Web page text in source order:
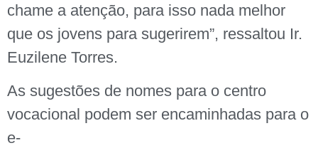
chame a atenção, para isso nada melhor
que os jovens para sugerirem”, ressaltou Ir.
Euzilene Torres.
As sugestões de nomes para o centro
vocacional podem ser encaminhadas para o
e-